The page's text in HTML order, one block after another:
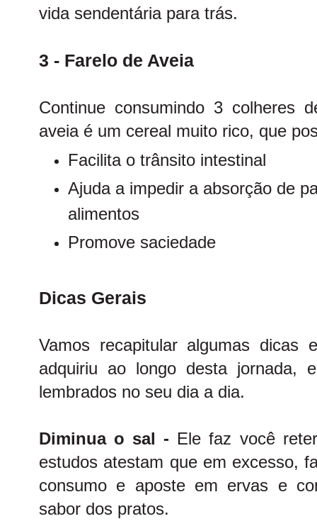
vida sendentária para trás.
3 - Farelo de Aveia
Continue consumindo 3 colheres
aveia é um cereal muito rico, que
Facilita o trânsito intestinal
Ajuda a impedir a absorção de
alimentos
Promove saciedade
Dicas Gerais
Vamos recapitular algumas
adquiriu ao longo desta jornada,
lembrados no seu dia a dia.
Diminua o sal - Ele faz você
estudos atestam que em excesso,
consumo e aposte em ervas e
sabor dos pratos.